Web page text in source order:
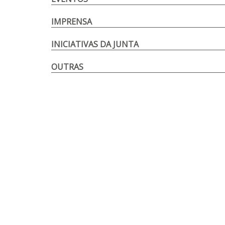
IMPRENSA
INICIATIVAS DA JUNTA
OUTRAS